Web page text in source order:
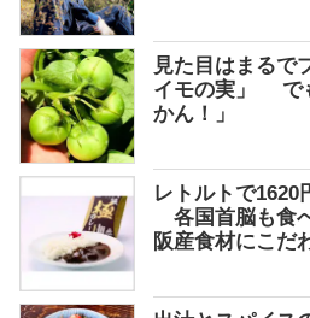
見た目はまる
イモの実」 で
かん！」
レトルトで1620
各国首脳も食
阪産食材にこだ